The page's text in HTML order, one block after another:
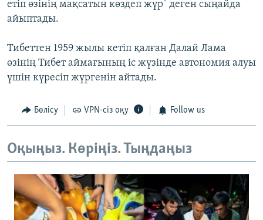
етіп өзінің мақсатын көздеп жүр" деген сыңайда
айыптады.
Тибеттен 1959 жылы кетіп қалған Далай Лама
өзінің Тибет аймағының іс жүзінде автономия алуы
үшін күресіп жүргенін айтады.
Бөлісу VPN-сіз оқу Follow us
Оқыңыз. Көріңіз. Тыңдаңыз